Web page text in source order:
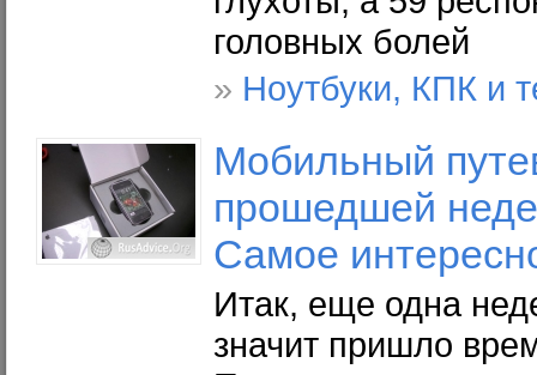
головных болей
» Ноутбуки, КПК и
Мобильный
прошедшей
Самое
Итак, еще одна
значит пришло